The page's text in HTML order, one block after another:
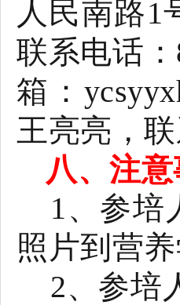
人民南路1
联系电话：
箱：
王亮亮，联
八、注
1、参培
照片到营
2、参培